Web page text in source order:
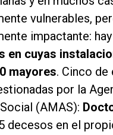
vulnerables,
impactante:
en cuyas
mayores. Cinco de
por la
(AMAS):
decesos en el